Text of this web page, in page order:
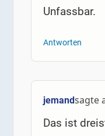
Unfassbar.
Antworten
jemandsagte
Das ist